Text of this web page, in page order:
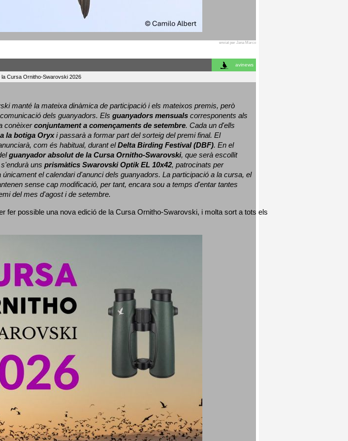
enviat per Jana Marco
avinews
Cursa Ornitho-Swarovski 2026
manté la mateixa dinàmica de participació i els mateixos premis, però
dels guanyadors. Els guanyadors mensuals corresponents als
conèixer conjuntament a començaments de setembre. Cada un d'ells
la botiga Oryx i passarà a formar part del sorteig del premi final.
El
com és habitual, durant el Delta Birding Festival (DBF). En el
guanyador absolut de la Cursa Ornitho-Swarovski, que serà escollit
uns prismàtics Swarovski Optik EL 10x42, patrocinats per
el calendari d'anunci dels guanyadors. La participació a la cursa, el
sense cap modificació, per tant, encara sou a temps d'entar tantes
del mes d'agost i de setembre.
fer possible una nova edició de la Cursa Ornitho-Swarovski, i molta sort a tots els